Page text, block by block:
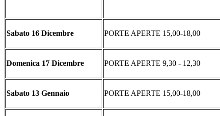
Sabato 16 Dicembre PORTE APERTE 15,00-18,00
Domenica 17 Dicembre PORTE APERTE 9,30 - 12,30
Sabato 13 Gennaio PORTE APERTE 15,00-18,00